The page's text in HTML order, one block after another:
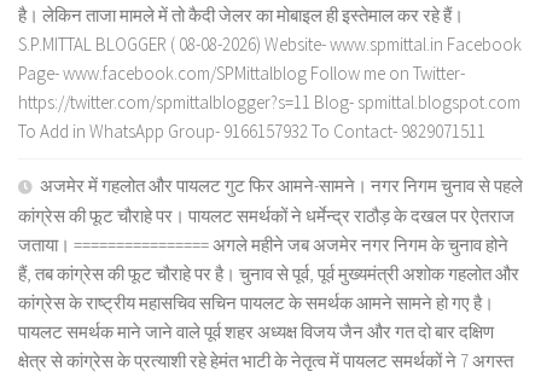
है। लेकिन ताजा मामले में तो कैदी जेलर का मोबाइल ही इस्तेमाल कर रहे हैं।
S.P.MITTAL BLOGGER ( 08-08-2026) Website- www.spmittal.in Facebook
Page- www.facebook.com/SPMittalblog Follow me on Twitter-
https://twitter.com/spmittalblogger?s=11 Blog- spmittal.blogspot.com
To Add in WhatsApp Group- 9166157932 To Contact- 9829071511
अजमेर में गहलोत और पायलट गुट फिर आमने-सामने। नगर निगम चुनाव से पहले
कांग्रेस की फूट चौराहे पर। पायलट समर्थकों ने धर्मेन्द्र राठौड़ के दखल पर ऐतराज
जताया। ================ अगले महीने जब अजमेर नगर निगम के चुनाव होने
हैं, तब कांग्रेस की फूट चौराहे पर है। चुनाव से पूर्व, पूर्व मुख्यमंत्री अशोक गहलोत और
कांग्रेस के राष्ट्रीय महासचिव सचिन पायलट के समर्थक आमने सामने हो गए है।
पायलट समर्थक माने जाने वाले पूर्व शहर अध्यक्ष विजय जैन और गत दो बार दक्षिण
क्षेत्र से कांग्रेस के प्रत्याशी रहे हेमंत भाटी के नेतृत्व में पायलट समर्थकों ने 7 अगस्त